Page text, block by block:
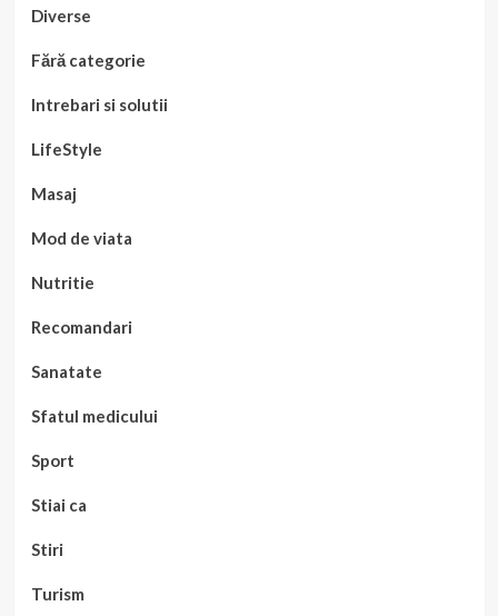
Diverse
Fără categorie
Intrebari si solutii
LifeStyle
Masaj
Mod de viata
Nutritie
Recomandari
Sanatate
Sfatul medicului
Sport
Stiai ca
Stiri
Turism